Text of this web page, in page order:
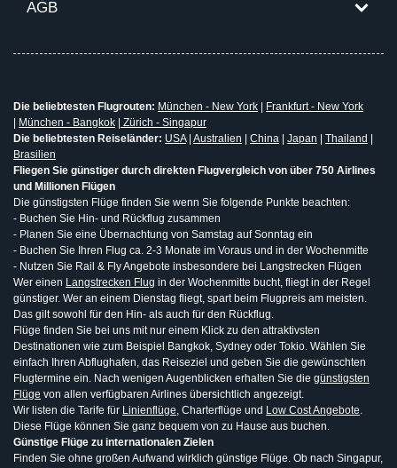
AGB
Die beliebtesten Flugrouten: München - New York
Frankfurt - New York
München - Bangkok
Zürich - Singapur
Die beliebtesten Reiseländer: USA| Australien China Japan Thailand
Brasilien
Fliegen Sie günstiger durch direkten Flugvergleich von über 750 Airlines
und Millionen Flügen
Die günstigsten Flüge finden Sie wenn Sie folgende Punkte beachten:
- Buchen Sie Hin- und Rückflug zusammen
- Planen Sie eine Übernachtung von Samstag auf Sonntag ein
- Buchen Sie Ihren Flug ca. 2-3 Monate im Voraus und in der Wochenmitte
- Nutzen Sie Rail & Fly Angebote insbesondere bei Langstrecken Flügen
Wer einen Langstrecken Flug in der Wochenmitte bucht, fliegt in der Regel
günstiger. Wer an einem Dienstag fliegt, spart beim Flugpreis am meisten.
Das gilt sowohl für den Hin- als auch für den Rückflug.
Flüge finden Sie bei uns mit nur einem Klick zu den attraktivsten
Destinationen wie zum Beispiel Bangkok, Sydney oder Tokio. Wählen Sie
einfach Ihren Abflughafen, das Reiseziel und geben Sie die gewünschten
Flugtermine ein. Nach wenigen Augenblicken erhalten Sie die günstigsten
Flüge von allen verfügbaren Airlines übersichtlich angezeigt.
Wir listen die Tarife für Linienflüge, Charterflüge und Low Cost Angebote.
Diese Flüge können Sie ganz bequem von zu Hause aus buchen.
Günstige Flüge zu internationalen Zielen
Finden Sie ohne großen Aufwand wirklich günstige Flüge. Ob nach Singapur,